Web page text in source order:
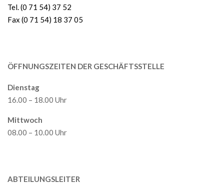
Tel. (0 71 54) 37 52
Fax (0 71 54) 18 37 05
ÖFFNUNGSZEITEN DER GESCHÄFTSSTELLE
Dienstag
16.00 – 18.00 Uhr
Mittwoch
08.00 – 10.00 Uhr
ABTEILUNGSLEITER